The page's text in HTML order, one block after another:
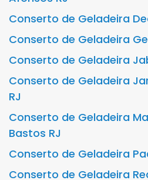
Conserto de Geladeira
Conserto de Geladeira
Conserto de Geladeira
Conserto de Geladeira
RJ
Conserto de Geladeira
Bastos RJ
Conserto de Geladeira
Conserto de Geladeira